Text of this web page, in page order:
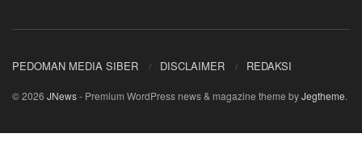
PEDOMAN MEDIA SIBER DISCLAIMER REDAKSI
© 2026 JNews- Premium WordPress news & magazine theme byJegtheme.